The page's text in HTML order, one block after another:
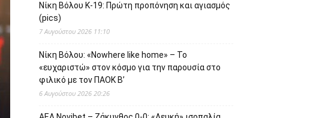
Νίκη Βόλου Κ-19: Πρώτη προπόνηση και αγιασμός
(pics)
7 Αυγούστου 2026 11:10
Νίκη Βόλου: «Nowhere like home» – Το
«ευχαριστώ» στον κόσμο για την παρουσία στο
φιλικό με τον ΠΑΟΚ Β’
6 Αυγούστου 2026 20:26